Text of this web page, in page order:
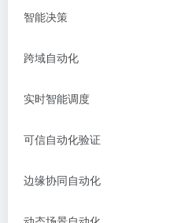
智能决策
跨域自动化
实时智能调度
可信自动化验证
边缘协同自动化